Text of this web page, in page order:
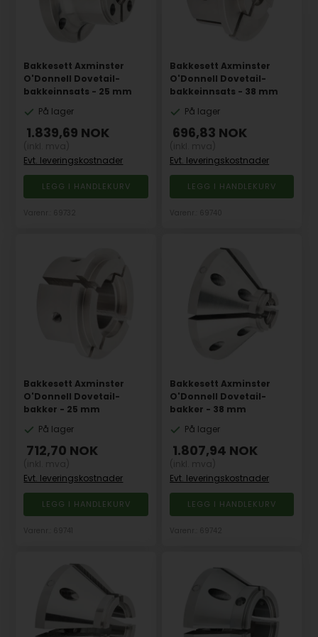
Bakkesett Axminster
O'Donnell Dovetail-
bakkeinnsats - 25 mm
På lager
1.839,69 NOK
Evt. leveringskostnader
Bakkesett Axminster
O'Donnell Dovetail-
bakkeinnsats - 38 mm
På lager
696,83 NOK
Evt. leveringskostnader
Bakkesett Axminster
O'Donnell Dovetail-
bakker - 25 mm
På lager
712,70 NOK
Evt. leveringskostnader
Bakkesett Axminster
O'Donnell Dovetail-
bakker - 38 mm
På lager
1.807,94 NOK
Evt. leveringskostnader